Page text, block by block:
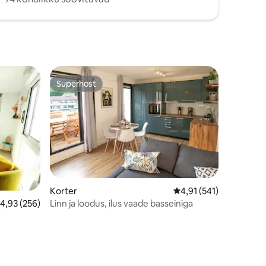
hinnang 4,93/5, 256 hinnangut
4,93 (256)
Superhost
Superhost
Korter Keskmine hinnang
4,91 (541)
Linn ja loodus, ilus vaade basseiniga